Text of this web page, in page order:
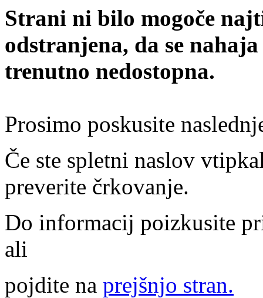
Strani ni bilo mogoče
odstranjena, da se
trenutno nedostopna.
Prosimo poskusite
Če ste spletni naslov
preverite črkovanje.
Do informacij poizkusite
ali
pojdite na prejšnjo stran.